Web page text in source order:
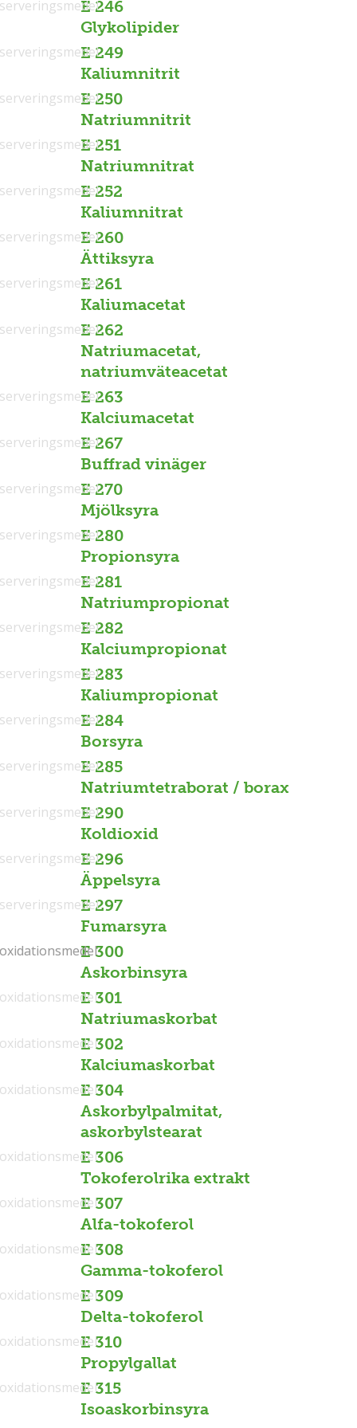
E 246
Glykolipider
E 249
Kaliumnitrit
E 250
Natriumnitrit
E 251
Natriumnitrat
E 252
Kaliumnitrat
E 260
Ättiksyra
E 261
Kaliumacetat
E 262
Natriumacetat,
natriumväteacetat
E 263
Kalciumacetat
E 267
Buffrad vinäger
E 270
Mjölksyra
E 280
Propionsyra
E 281
Natriumpropionat
E 282
Kalciumpropionat
E 283
Kaliumpropionat
E 284
Borsyra
E 285
Natriumtetraborat / borax
E 290
Koldioxid
E 296
Äppelsyra
E 297
Fumarsyra
E 300
Askorbinsyra
E 301
Natriumaskorbat
E 302
Kalciumaskorbat
E 304
Askorbylpalmitat,
askorbylstearat
E 306
Tokoferolrika extrakt
E 307
Alfa-tokoferol
E 308
Gamma-tokoferol
E 309
Delta-tokoferol
E 310
Propylgallat
E 315
Isoaskorbinsyra